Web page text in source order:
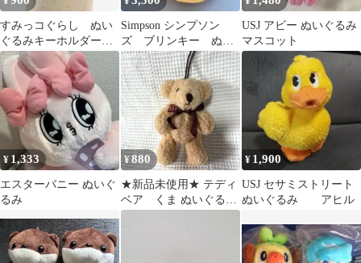
すみっコぐらし ぬい
ぐるみキーホルダー 2
個セット
Simpson シンプソン
ズ ブリンキー ぬい
ぐるみ アメトイ
USJ アビー ぬいぐるみ
マスコット
¥ 1,333
エスターバニー ぬいぐ
るみ
¥880
★新品未使用★ テディ
ベア くま ぬいぐるみ
キーホルダー マスコッ
¥ 1,900
USJ セサミストリート
ぬいぐるみ アヒル